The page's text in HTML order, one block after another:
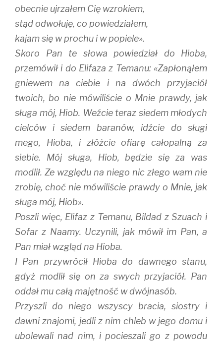
obecnie ujrzałem Cię wzrokiem,
stąd odwołuję, co powiedziałem,
kajam się w prochu i w popiele».
Skoro Pan te słowa powiedział do Hioba,
przemówił i do Elifaza z Temanu: «Zapłonąłem
gniewem na ciebie i na dwóch przyjaciół
twoich, bo nie mówiliście o Mnie prawdy, jak
sługa mój, Hiob. Weźcie teraz siedem młodych
cielców i siedem baranów, idźcie do sługi
mego, Hioba, i złóżcie ofiarę całopalną za
siebie. Mój sługa, Hiob, będzie się za was
modlił. Ze względu na niego nic złego wam nie
zrobię, choć nie mówiliście prawdy o Mnie, jak
sługa mój, Hiob».
Poszli więc, Elifaz z Temanu, Bildad z Szuach i
Sofar z Naamy. Uczynili, jak mówił im Pan, a
Pan miał wzgląd na Hioba.
I Pan przywrócił Hioba do dawnego stanu,
gdyż modlił się on za swych przyjaciół. Pan
oddał mu całą majętność w dwójnasób.
Przyszli do niego wszyscy bracia, siostry i
dawni znajomi, jedli z nim chleb w jego domu i
ubolewali nad nim, i pocieszali go z powodu